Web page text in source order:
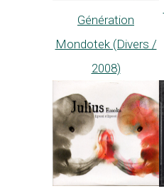
Génération
Mondotek (Divers /
2008)